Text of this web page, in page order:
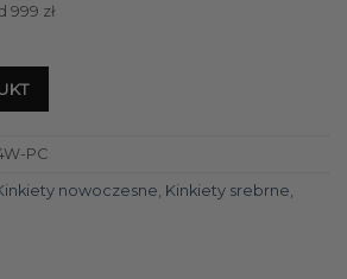
999 zł
PC
nowoczesne Kinkiety srebrne